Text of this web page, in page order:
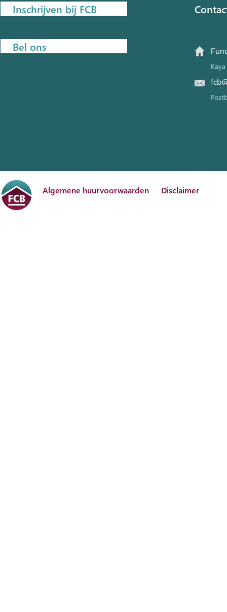
Inschrijven bij FCB
Bel ons
Algemene huurvoorwaarden Disclaimer